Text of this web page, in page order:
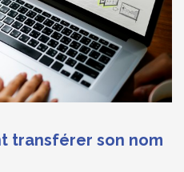
transférer son nom